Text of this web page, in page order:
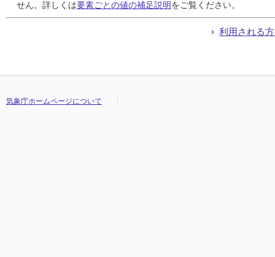
せん。詳しくは要素ごとの値の補足説明をご覧ください。
利用される
気象庁ホームページについて